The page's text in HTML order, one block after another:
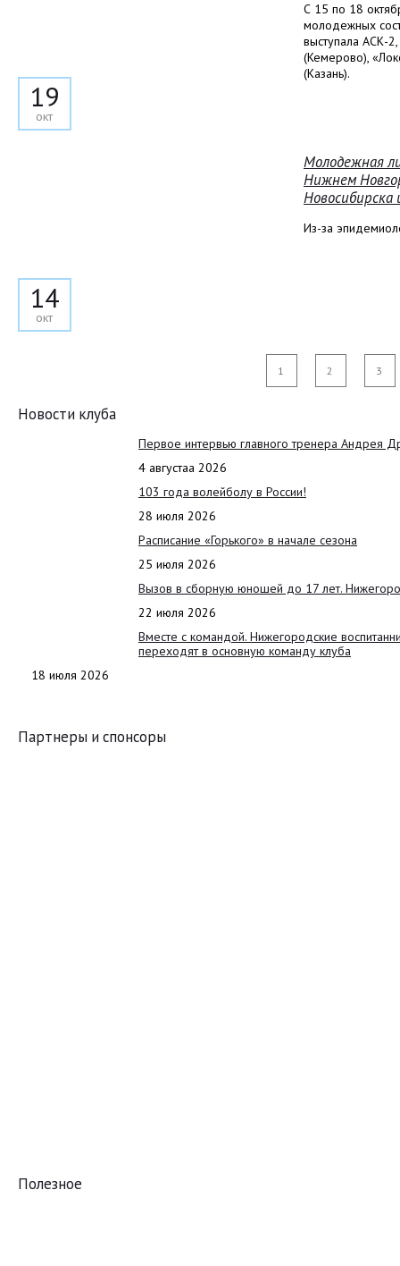
19
окт
С 15 по 18
молодежных
выступала АСК-
(Кемерово),
(Казань).
14
окт
Молодежная
Нижнем
Новосибирска
Из-за
1 2 3
Новости клуба
Первое интервью главного тренера Андрея
4 августаа 2026
103 года волейболу в России!
28 июля 2026
Расписание «Горького» в начале сезона
25 июля 2026
Вызов в сборную юношей до 17 лет.
22 июля 2026
Вместе с командой. Нижегородские
переходят в основную команду клуба
18 июля 2026
Партнеры и спонсоры
Полезное